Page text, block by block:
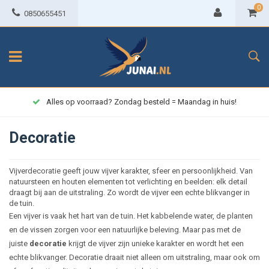
0850655451
0
Alles op voorraad? Zondag besteld = Maandag in huis!
Decoratie
Vijverdecoratie geeft jouw vijver karakter, sfeer en persoonlijkheid. Van
natuursteen en houten elementen tot verlichting en beelden: elk detail
draagt bij aan de uitstraling. Zo wordt de vijver een echte blikvanger in
de tuin.
Een vijver is vaak het hart van de tuin. Het kabbelende water, de planten
en de vissen zorgen voor een natuurlijke beleving. Maar pas met de
juiste decoratie krijgt de vijver zijn unieke karakter en wordt het een
echte blikvanger. Decoratie draait niet alleen om uitstraling, maar ook om